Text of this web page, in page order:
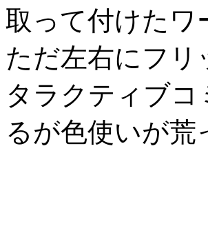
取って付けたワ
ただ左右にフ
タラクティブ
るが色使いが